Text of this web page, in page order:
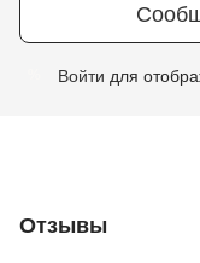
Войти для
Отзывы